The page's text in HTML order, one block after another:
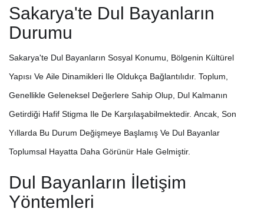
Sakarya'te Dul Bayanların
Durumu
Sakarya'te Dul Bayanların Sosyal Konumu, Bölgenin Kültürel
Yapısı Ve Aile Dinamikleri Ile Oldukça Bağlantılıdır. Toplum,
Genellikle Geleneksel Değerlere Sahip Olup, Dul Kalmanın
Getirdiği Hafif Stigma Ile De Karşılaşabilmektedir. Ancak, Son
Yıllarda Bu Durum Değişmeye Başlamış Ve Dul Bayanlar
Toplumsal Hayatta Daha Görünür Hale Gelmiştir.
Dul Bayanların İletişim
Yöntemleri